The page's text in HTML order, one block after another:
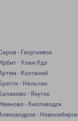
- Георгиевск
- Улан-Удэ
- Костанай
- Нальчик
- Якутск
- Кисловодск
- Новосибирск